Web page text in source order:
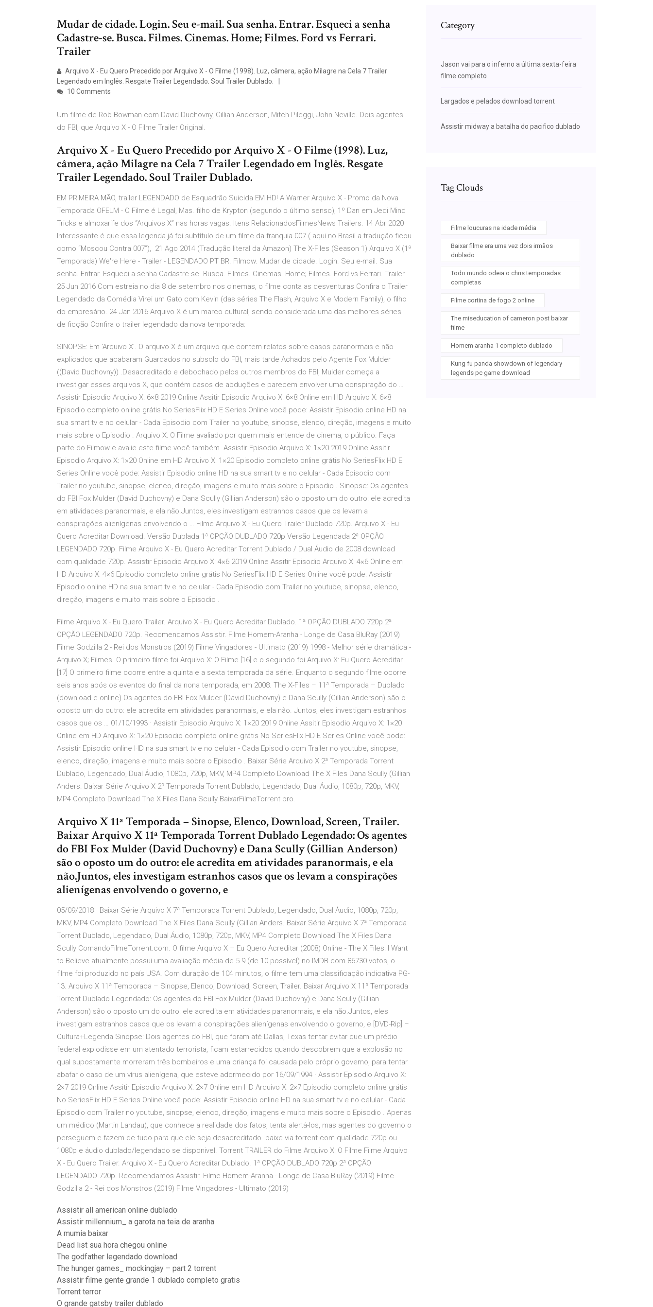
Mudar de cidade. Login. Seu e-mail. Sua senha. Entrar. Esqueci a senha
Cadastre-se. Busca. Filmes. Cinemas. Home; Filmes. Ford vs Ferrari.
Trailer
Arquivo X - Eu Quero Precedido por Arquivo X - O Filme (1998). Luz, câmera, ação Milagre na Cela 7 Trailer
Legendado em Inglês. Resgate Trailer Legendado. Soul Trailer Dublado.
10 Comments
Um filme de Rob Bowman com David Duchovny, Gillian Anderson, Mitch Pileggi, John Neville. Dois agentes
do FBI, que Arquivo X - O Filme Trailer Original.
Arquivo X - Eu Quero Precedido por Arquivo X - O Filme (1998). Luz,
câmera, ação Milagre na Cela 7 Trailer Legendado em Inglês. Resgate
Trailer Legendado. Soul Trailer Dublado.
EM PRIMEIRA MÃO, trailer LEGENDADO de Esquadrão Suicida EM HD! A Warner Arquivo X - Promo da Nova
Temporada OFELM - O Filme é Legal, Mas. filho de Krypton (segundo o último senso), 1º Dan em Jedi Mind
Tricks e almoxarife dos “Arquivos X” nas horas vagas. Itens RelacionadosFilmesNews Trailers. 14 Abr 2020
Interessante é que essa legenda já foi subtítulo de um filme da franquia 007 ( aqui no Brasil a tradução ficou
como “Moscou Contra 007”), 21 Ago 2014 (Tradução literal da Amazon) The X-Files (Season 1) Arquivo X (1ª
Temporada) We're Here - Trailer - LEGENDADO PT BR. Filmow. Mudar de cidade. Login. Seu e-mail. Sua
senha. Entrar. Esqueci a senha Cadastre-se. Busca. Filmes. Cinemas. Home; Filmes. Ford vs Ferrari. Trailer
25 Jun 2016 Com estreia no dia 8 de setembro nos cinemas, o filme conta as desventuras Confira o Trailer
Legendado da Comédia Virei um Gato com Kevin (das séries The Flash, Arquivo X e Modern Family), o filho
do empresário. 24 Jan 2016 Arquivo X é um marco cultural, sendo considerada uma das melhores séries
de ficção Confira o trailer legendado da nova temporada:
SINOPSE: Em 'Arquivo X'. O arquivo X é um arquivo que contem relatos sobre casos paranormais e não
explicados que acabaram Guardados no subsolo do FBI, mais tarde Achados pelo Agente Fox Mulder
((David Duchovny)) .Desacreditado e debochado pelos outros membros do FBI, Mulder começa a
investigar esses arquivos X, que contém casos de abduções e parecem envolver uma conspiração do …
Assistir Episodio Arquivo X: 6×8 2019 Online Assitir Episodio Arquivo X: 6×8 Online em HD Arquivo X: 6×8
Episodio completo online grátis No SeriesFlix HD E Series Online você pode: Assistir Episodio online HD na
sua smart tv e no celular - Cada Episodio com Trailer no youtube, sinopse, elenco, direção, imagens e muito
mais sobre o Episodio . Arquivo X: O Filme avaliado por quem mais entende de cinema, o público. Faça
parte do Filmow e avalie este filme você também. Assistir Episodio Arquivo X: 1×20 2019 Online Assitir
Episodio Arquivo X: 1×20 Online em HD Arquivo X: 1×20 Episodio completo online grátis No SeriesFlix HD E
Series Online você pode: Assistir Episodio online HD na sua smart tv e no celular - Cada Episodio com
Trailer no youtube, sinopse, elenco, direção, imagens e muito mais sobre o Episodio . Sinopse: Os agentes
do FBI Fox Mulder (David Duchovny) e Dana Scully (Gillian Anderson) são o oposto um do outro: ele acredita
em atividades paranormais, e ela não.Juntos, eles investigam estranhos casos que os levam a
conspirações alienígenas envolvendo o … Filme Arquivo X - Eu Quero Trailer Dublado 720p. Arquivo X - Eu
Quero Acreditar Download. Versão Dublada 1ª OPÇÃO DUBLADO 720p Versão Legendada 2ª OPÇÃO
LEGENDADO 720p. Filme Arquivo X - Eu Quero Acreditar Torrent Dublado / Dual Áudio de 2008 download
com qualidade 720p. Assistir Episodio Arquivo X: 4×6 2019 Online Assitir Episodio Arquivo X: 4×6 Online em
HD Arquivo X: 4×6 Episodio completo online grátis No SeriesFlix HD E Series Online você pode: Assistir
Episodio online HD na sua smart tv e no celular - Cada Episodio com Trailer no youtube, sinopse, elenco,
direção, imagens e muito mais sobre o Episodio .
Filme Arquivo X - Eu Quero Trailer. Arquivo X - Eu Quero Acreditar Dublado. 1ª OPÇÃO DUBLADO 720p 2ª
OPÇÃO LEGENDADO 720p. Recomendamos Assistir. Filme Homem-Aranha - Longe de Casa BluRay (2019)
Filme Godzilla 2 - Rei dos Monstros (2019) Filme Vingadores - Ultimato (2019) 1998 - Melhor série dramática -
Arquivo X; Filmes. O primeiro filme foi Arquivo X: O Filme [16] e o segundo foi Arquivo X: Eu Quero Acreditar.
[17] O primeiro filme ocorre entre a quinta e a sexta temporada da série. Enquanto o segundo filme ocorre
seis anos após os eventos do final da nona temporada, em 2008. The X-Files – 11ª Temporada – Dublado
(download e online) Os agentes do FBI Fox Mulder (David Duchovny) e Dana Scully (Gillian Anderson) são o
oposto um do outro: ele acredita em atividades paranormais, e ela não. Juntos, eles investigam estranhos
casos que os … 01/10/1993 · Assistir Episodio Arquivo X: 1×20 2019 Online Assitir Episodio Arquivo X: 1×20
Online em HD Arquivo X: 1×20 Episodio completo online grátis No SeriesFlix HD E Series Online você pode:
Assistir Episodio online HD na sua smart tv e no celular - Cada Episodio com Trailer no youtube, sinopse,
elenco, direção, imagens e muito mais sobre o Episodio . Baixar Série Arquivo X 2ª Temporada Torrent
Dublado, Legendado, Dual Áudio, 1080p, 720p, MKV, MP4 Completo Download The X Files Dana Scully (Gillian
Anders. Baixar Série Arquivo X 2ª Temporada Torrent Dublado, Legendado, Dual Áudio, 1080p, 720p, MKV,
MP4 Completo Download The X Files Dana Scully BaixarFilmeTorrent.pro.
Arquivo X 11ª Temporada – Sinopse, Elenco, Download, Screen, Trailer.
Baixar Arquivo X 11ª Temporada Torrent Dublado Legendado: Os agentes
do FBI Fox Mulder (David Duchovny) e Dana Scully (Gillian Anderson)
são o oposto um do outro: ele acredita em atividades paranormais, e ela
não.Juntos, eles investigam estranhos casos que os levam a conspirações
alienígenas envolvendo o governo, e
05/09/2018 · Baixar Série Arquivo X 7ª Temporada Torrent Dublado, Legendado, Dual Áudio, 1080p, 720p,
MKV, MP4 Completo Download The X Files Dana Scully (Gillian Anders. Baixar Série Arquivo X 7ª Temporada
Torrent Dublado, Legendado, Dual Áudio, 1080p, 720p, MKV, MP4 Completo Download The X Files Dana
Scully ComandoFilmeTorrent.com. O filme Arquivo X – Eu Quero Acreditar (2008) Online - The X Files: I Want
to Believe atualmente possui uma avaliação média de 5.9 (de 10 possível) no IMDB com 86730 votos, o
filme foi produzido no país USA. Com duração de 104 minutos, o filme tem uma classificação indicativa PG-
13. Arquivo X 11ª Temporada – Sinopse, Elenco, Download, Screen, Trailer. Baixar Arquivo X 11ª Temporada
Torrent Dublado Legendado: Os agentes do FBI Fox Mulder (David Duchovny) e Dana Scully (Gillian
Anderson) são o oposto um do outro: ele acredita em atividades paranormais, e ela não.Juntos, eles
investigam estranhos casos que os levam a conspirações alienígenas envolvendo o governo, e [DVD-Rip] –
Cultura+Legenda Sinopse: Dois agentes do FBI, que foram até Dallas, Texas tentar evitar que um prédio
federal explodisse em um atentado terrorista, ficam estarrecidos quando descobrem que a explosão no
qual supostamente morreram três bombeiros e uma criança foi causada pelo próprio governo, para tentar
abafar o caso de um vírus alienígena, que esteve adormecido por 16/09/1994 · Assistir Episodio Arquivo X:
2×7 2019 Online Assitir Episodio Arquivo X: 2×7 Online em HD Arquivo X: 2×7 Episodio completo online grátis
No SeriesFlix HD E Series Online você pode: Assistir Episodio online HD na sua smart tv e no celular - Cada
Episodio com Trailer no youtube, sinopse, elenco, direção, imagens e muito mais sobre o Episodio . Apenas
um médico (Martin Landau), que conhece a realidade dos fatos, tenta alertá-los, mas agentes do governo o
perseguem e fazem de tudo para que ele seja desacreditado. baixe via torrent com qualidade 720p ou
1080p e áudio dublado/legendado se disponivel. Torrent TRAILER do Filme Arquivo X: O Filme Filme Arquivo
X - Eu Quero Trailer. Arquivo X - Eu Quero Acreditar Dublado. 1ª OPÇÃO DUBLADO 720p 2ª OPÇÃO
LEGENDADO 720p. Recomendamos Assistir. Filme Homem-Aranha - Longe de Casa BluRay (2019) Filme
Godzilla 2 - Rei dos Monstros (2019) Filme Vingadores - Ultimato (2019)
Assistir all american online dublado
Assistir millennium_ a garota na teia de aranha
A mumia baixar
Dead list sua hora chegou online
The godfather legendado download
The hunger games_ mockingjay – part 2 torrent
Assistir filme gente grande 1 dublado completo gratis
Torrent terror
O grande gatsby trailer dublado
Category
Jason vai para o inferno a última sexta-feira
filme completo
Largados e pelados download torrent
Assistir midway a batalha do pacifico dublado
Tag Clouds
Filme loucuras na idade média
Baixar filme era uma vez dois irmãos
dublado
Todo mundo odeia o chris temporadas
completas
Filme cortina de fogo 2 online
The miseducation of cameron post baixar
filme
Homem aranha 1 completo dublado
Kung fu panda showdown of legendary
legends pc game download